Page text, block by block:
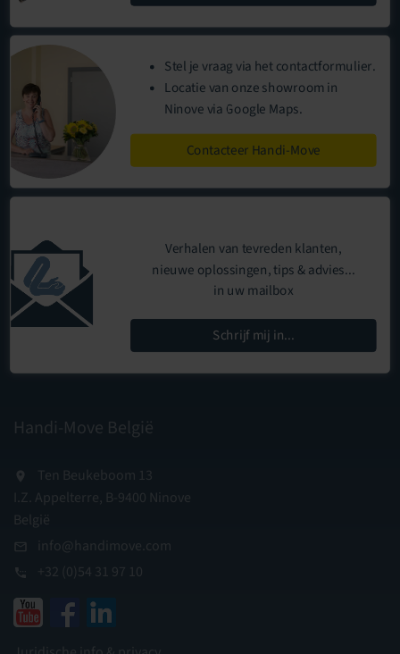
Stel je vraag via hetcontactformulier.
Locatievan onzeshowroomin
Ninove via Google Maps.
Contacteer Handi-Move
Verhalen van tevreden klanten,
nieuwe oplossingen, tips & advies...
in uw mailbox
Schrijf mij in...
Handi-Move België
Ten Beukeboom 13
I.Z. Appelterre, B-9400 Ninove
België
info@handimove.com
+32 (0)54 31 97 10